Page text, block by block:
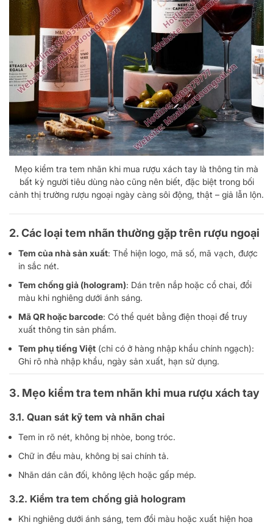
Mẹo kiểm tra tem nhãn khi mua rượu xách tay là thông tin mà
bất kỳ người tiêu dùng nào cũng nên biết, đặc biệt trong bối
cảnh thị trường rượu ngoại ngày càng sôi động, thật – giả lẫn lộn.
2. Các loại tem nhãn thường gặp trên rượu ngoại
Tem của nhà sản xuất: Thể hiện logo, mã số, mã vạch, được
in sắc nét.
Tem chống giả (hologram): Dán trên nắp hoặc cổ chai, đổi
màu khi nghiêng dưới ánh sáng.
Mã QR hoặc barcode: Có thể quét bằng điện thoại để truy
xuất thông tin sản phẩm.
Tem phụ tiếng Việt (chỉ có ở hàng nhập khẩu chính ngạch):
Ghi rõ nhà nhập khẩu, ngày sản xuất, hạn sử dụng.
3. Mẹo kiểm tra tem nhãn khi mua rượu xách tay
3.1. Quan sát kỹ tem và nhãn chai
Tem in rõ nét, không bị nhòe, bong tróc.
Chữ in đều màu, không bị sai chính tả.
Nhãn dán cân đối, không lệch hoặc gấp mép.
3.2. Kiểm tra tem chống giả hologram
Khi nghiêng dưới ánh sáng, tem đổi màu hoặc xuất hiện hoa